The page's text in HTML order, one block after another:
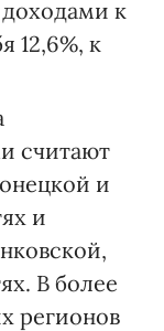
к
12,6%, к
считают
и
и
В более
регионов